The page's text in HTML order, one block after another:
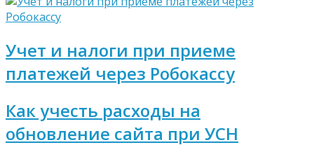
Учет и налоги при приеме
платежей через Робокассу
Как учесть расходы на
обновление сайта при УСН